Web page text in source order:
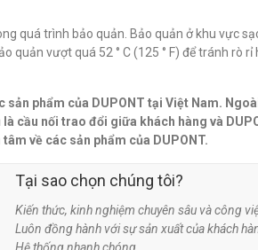
quá trình bảo quản. Bảo quản ở khu vực
quản vượt quá 52 ° C (125 ° F) để tránh rò
phẩm của DUPONT tại Việt Nam.
cầu nối trao đổi giữa khách hàng và
về các sản phẩm của DUPONT.
Tại sao chọn chúng tôi?
Kiến thức, kinh nghiệm chuyên sâu và công
Luôn đồng hành với sự sản xuất của khách